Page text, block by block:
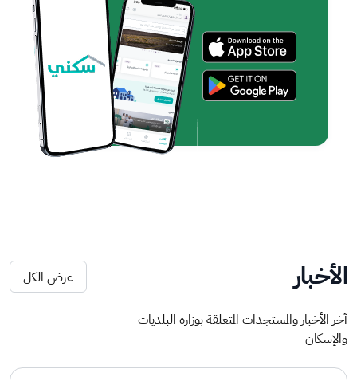
الأخبار عرض الكل
آخر الأخبار والمستجدات المتعلقة بوزارة البلديات
والإسكان